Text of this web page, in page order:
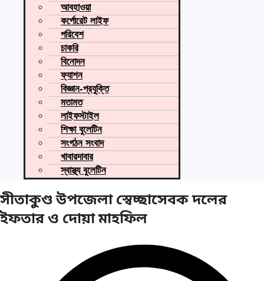
আবহাওয়া
কর্পোরেট লাইফ
পরিবেশ
চাকরি
বিনোদন
ফ্যাশন
বিজ্ঞান-প্রযুক্তি
মতামত
লাইফস্টাইল
শিক্ষা বুলেটিন
সংগঠন সংবাদ
খাবারদাবার
স্বাস্থ্য বুলেটিন
সীতাকুণ্ড উপজেলা স্বেচ্ছাসেবক দলের
ইফতার ও দোয়া মাহফিল